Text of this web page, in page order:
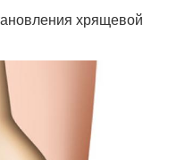
хрящевой